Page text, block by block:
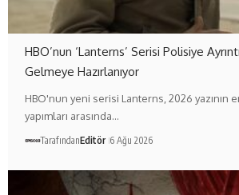
HBO’nun ‘Lanterns’ Serisi Polisiye
Gelmeye Hazırlanıyor
HBO'nun yeni serisi Lanterns, 2026 yazının
yapımları arasında…
TarafındanEditör 6 Ağu 2026